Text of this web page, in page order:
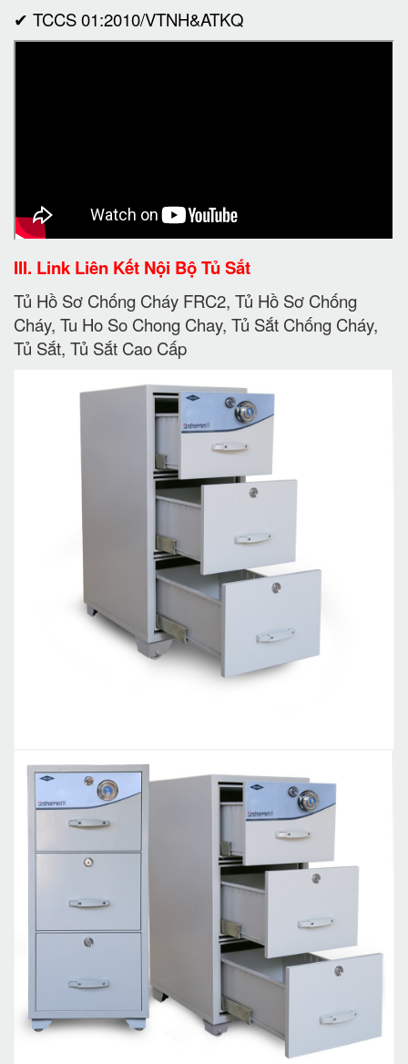
✔ TCCS 01:2010/VTNH&ATKQ
III. Link Liên Kết Nội Bộ Tủ Sắt
Tủ Hồ Sơ Chống Cháy FRC2, Tủ Hồ Sơ Chống
Cháy, Tu Ho So Chong Chay, Tủ Sắt Chống Cháy,
Tủ Sắt, Tủ Sắt Cao Cấp